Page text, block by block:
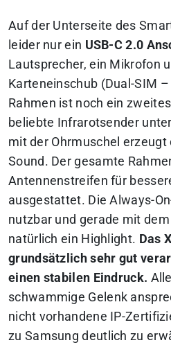
Auf der Unterseite des
leider nur ein USB-C 2.0
Lautsprecher, ein Mikrofon
Karteneinschub (Dual-SIM
Rahmen ist noch ein
beliebte Infrarotsender
mit der Ohrmuschel erzeugt
Sound. Der gesamte
Antennenstreifen für
ausgestattet. Die Always-
nutzbar und gerade mit
natürlich ein Highlight. Das
grundsätzlich sehr gut
einen stabilen Eindruck.
schwammige Gelenk
nicht vorhandene IP-
zu Samsung deutlich zu